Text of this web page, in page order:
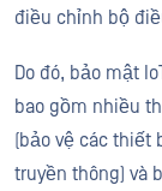
điều chỉnh bộ
Do đó, bảo mật
bao gồm nhiều
(bảo vệ các thiết
truyền thông) và